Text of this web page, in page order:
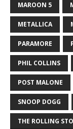
MAROON 5
METALLICA
PARAMORE
PHIL COLLINS
POST MALONE
SNOOP DOGG
THE ROLLING